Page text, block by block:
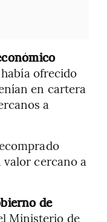
ofrecido
en cartera
a
cercano a
de
Ministerio de